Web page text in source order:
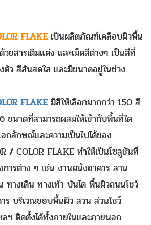
FLAKE เป็นผลิตภัณฑ์เคลือบผิวพื้น
ยสารเติมแต่ง และเม็ดสีต่างๆ เป็นสีที่
ว สีสันสดใส และมีขนาดอยู่ในช่วง
FLAKE มีสีให้เลือกมากกว่า 150 สี
ขนาดที่สามารถผสมให้เข้ากับพื้นที่ใด
กลักษณ์และความเป็นไปได้ของ
/ COLOR FLAKE ทำให้เป็นโซลูชันที่
การต่าง ๆ เช่น งานผนังอาคาร ลาน
ทางเดิน ทางเท้า บันได พื้นผิวถนนโชว์
ร บริเวณขอบพื้นผิว สวน ส่วนโชว์
ฯ ติดตั้งได้ทั้งภายในและภายนอก